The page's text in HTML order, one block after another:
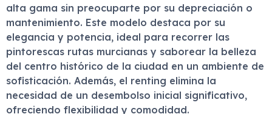
alta gama sin preocuparte por su depreciación o
mantenimiento. Este modelo destaca por su
elegancia y potencia, ideal para recorrer las
pintorescas rutas murcianas y saborear la belleza
del centro histórico de la ciudad en un ambiente de
sofisticación. Además, el renting elimina la
necesidad de un desembolso inicial significativo,
ofreciendo flexibilidad y comodidad.